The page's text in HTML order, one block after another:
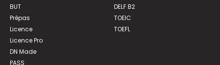
BUT
Prépas
Licence
Licence Pro
DN Made
PASS
DELF B2
TOEIC
TOEFL